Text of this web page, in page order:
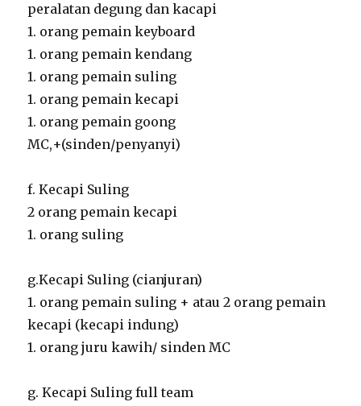
peralatan degung dan kacapi
1. orang pemain keyboard
1. orang pemain kendang
1. orang pemain suling
1. orang pemain kecapi
1. orang pemain goong
MC,+(sinden/penyanyi)
f. Kecapi Suling
2 orang pemain kecapi
1. orang suling
g.Kecapi Suling (cianjuran)
1. orang pemain suling + atau 2 orang pemain
kecapi (kecapi indung)
1. orang juru kawih/ sinden MC
g. Kecapi Suling full team